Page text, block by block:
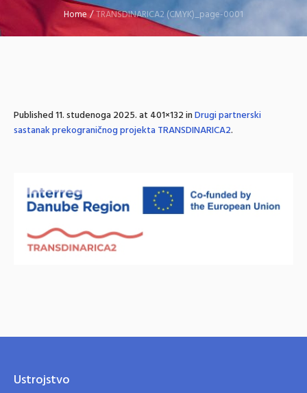
Home /TRANSDINARICA2 (CMYK)_page-0001
Published11. studenoga 2025.at 401×132 inDrugi partnerski
sastanak prekograničnog projekta TRANSDINARICA2.
Ustrojstvo